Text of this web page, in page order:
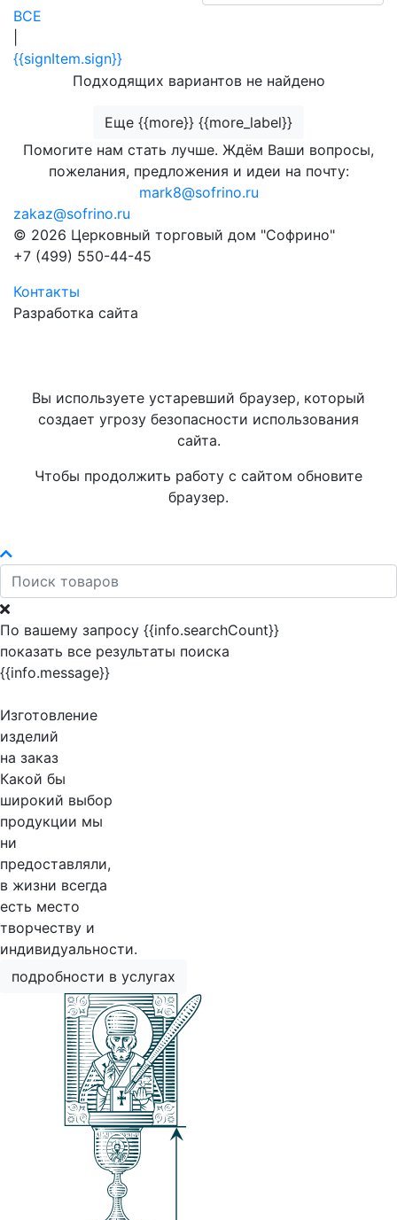
ВСЕ
{{signItem.sign}}
Подходящих вариантов не найдено
Еще {{more}} {{more_label}}
Помогите нам стать лучше. Ждём Ваши вопросы,
пожелания, предложения и идеи на почту:
mark8@sofrino.ru
zakaz@sofrino.ru
© 2026 Церковный торговый дом "Софрино"
+7 (499) 550-44-45
Контакты
Разработка сайта
Вы используете устаревший браузер, который
создает угрозу безопасности использования
сайта.
Чтобы продолжить работу с сайтом обновите
браузер.
По вашему запросу {{info.searchCount}}
показать все результаты поиска
{{info.message}}
Изготовление
изделий
на заказ
Какой бы
широкий выбор
продукции мы
ни
предоставляли,
в жизни всегда
есть место
творчеству и
индивидуальности.
подробности в услугах